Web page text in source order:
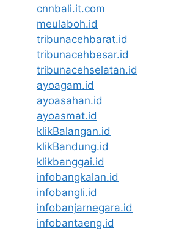
cnnbali.it.com
meulaboh.id
tribunacehbarat.id
tribunacehbesar.id
tribunacehselatan.id
ayoagam.id
ayoasahan.id
ayoasmat.id
klikBalangan.id
klikBandung.id
klikbanggai.id
infobangkalan.id
infobangli.id
infobanjarnegara.id
infobantaeng.id